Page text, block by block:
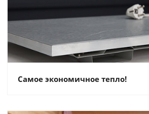
Самое экономичное тепло!